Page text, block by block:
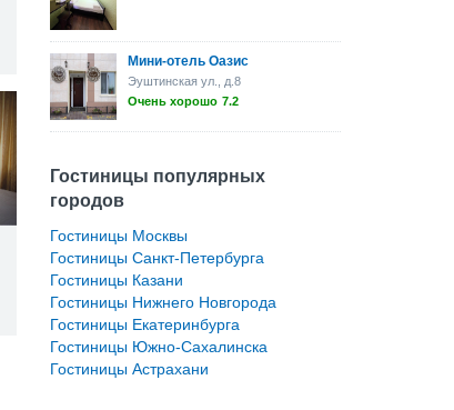
Мини-отель Оазис
Эуштинская ул., д.8
Очень хорошо 7.2
Гостиницы популярных
городов
Гостиницы Москвы
Гостиницы Санкт-Петербурга
Гостиницы Казани
Гостиницы Нижнего Новгорода
Гостиницы Екатеринбурга
Гостиницы Южно-Сахалинска
Гостиницы Астрахани